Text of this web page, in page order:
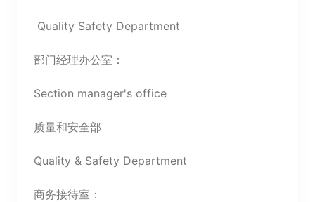
Quality Safety Department
部门经理办公室：
Section manager's office
质量和安全部
Quality & Safety Department
商务接待室：